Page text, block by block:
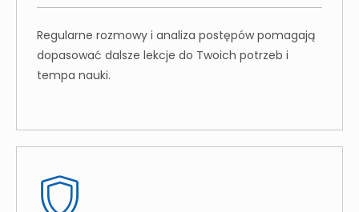
Regularne rozmowy i analiza postępów pomagają
dopasować dalsze lekcje do Twoich potrzeb i
tempa nauki.